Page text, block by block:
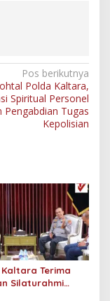
Pos berikutnya
Polda Kaltara,
Spiritual Personel
Pengabdian Tugas
Kepolisian
Terima
Silaturahmi